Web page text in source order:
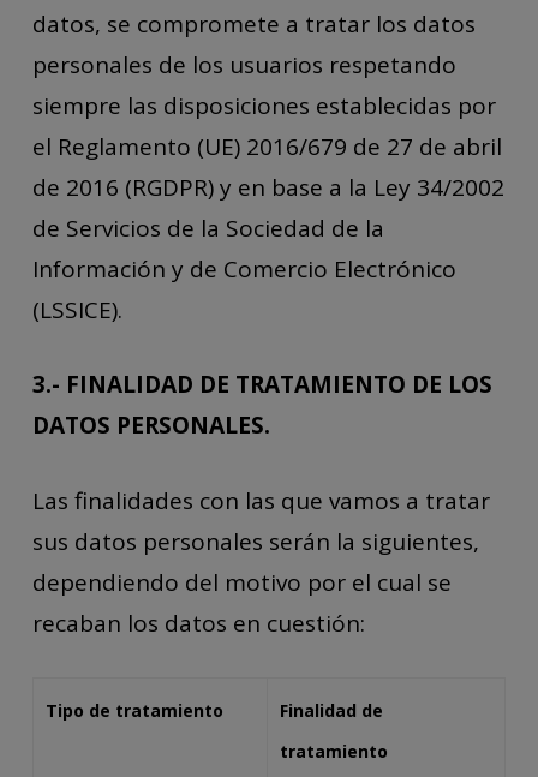
datos, se compromete a tratar los datos
personales de los usuarios respetando
siempre las disposiciones establecidas por
el Reglamento (UE) 2016/679 de 27 de abril
de 2016 (RGDPR) y en base a la Ley 34/2002
de Servicios de la Sociedad de la
Información y de Comercio Electrónico
(LSSICE).
3.- FINALIDAD DE TRATAMIENTO DE LOS
DATOS PERSONALES.
Las finalidades con las que vamos a tratar
sus datos personales serán la siguientes,
dependiendo del motivo por el cual se
recaban los datos en cuestión:
Tipo de tratamiento
Finalidad de
tratamiento